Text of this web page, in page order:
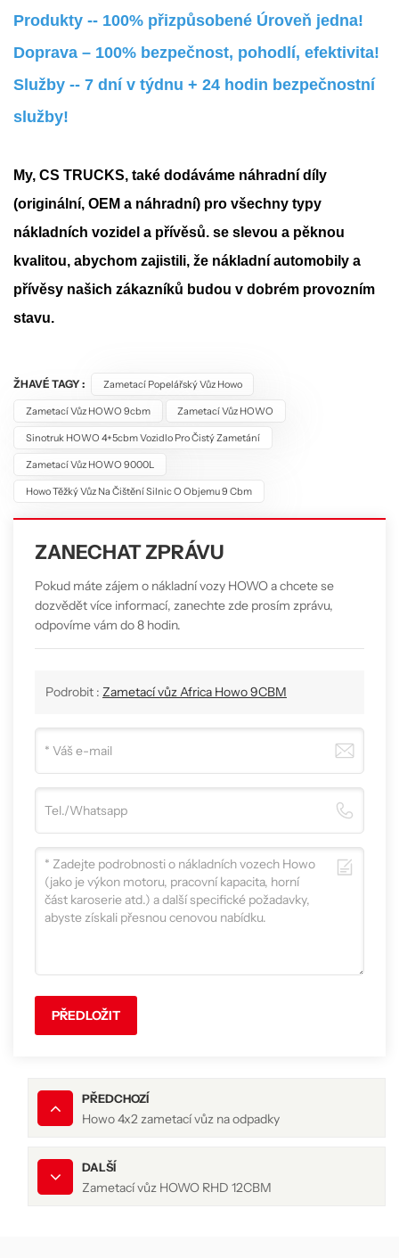
Produkty -- 100% přizpůsobené Úroveň jedna!
Doprava – 100% bezpečnost, pohodlí, efektivita!
Služby -- 7 dní v týdnu + 24 hodin bezpečnostní
služby!
My, CS TRUCKS, také dodáváme náhradní díly
(originální, OEM a náhradní) pro všechny typy
nákladních vozidel a přívěsů. se slevou a pěknou
kvalitou, abychom zajistili, že nákladní automobily a
přívěsy našich zákazníků budou v dobrém provozním
stavu.
ŽHAVÉ TAGY : Zametací Popelářský Vůz Howo
Zametací Vůz HOWO 9cbm Zametací Vůz HOWO
Sinotruk HOWO 4+5cbm Vozidlo Pro Čistý Zametání
Zametací Vůz HOWO 9000L
Howo Těžký Vůz Na Čištění Silnic O Objemu 9 Cbm
ZANECHAT ZPRÁVU
Pokud máte zájem o nákladní vozy HOWO a chcete se
dozvědět více informací, zanechte zde prosím zprávu,
odpovíme vám do 8 hodin.
Podrobit : Zametací vůz Africa Howo 9CBM
PŘEDLOŽIT
PŘEDCHOZÍ
Howo 4x2 zametací vůz na odpadky
DALŠÍ
Zametací vůz HOWO RHD 12CBM